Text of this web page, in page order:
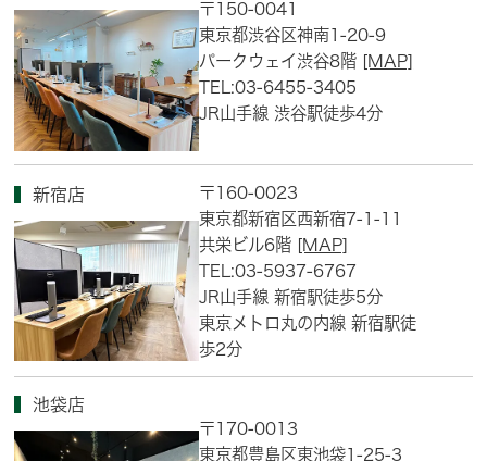
〒150-0041
東京都渋谷区神南1-20-9
パークウェイ渋谷8階 [MAP]
TEL:03-6455-3405
JR山手線 渋谷駅徒歩4分
新宿店
〒160-0023
東京都新宿区西新宿7-1-11
共栄ビル6階 [MAP]
TEL:03-5937-6767
JR山手線 新宿駅徒歩5分
東京メトロ丸の内線 新宿駅徒
歩2分
池袋店
〒170-0013
東京都豊島区東池袋1-25-3